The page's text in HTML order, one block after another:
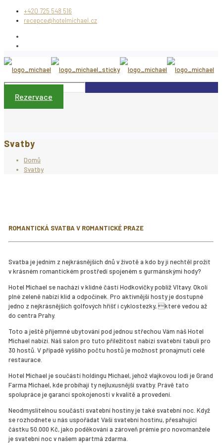
+420 725 548 516
recepce@hotelmichael.cz
Rezervace
Svatby
Domů
Svatby
ROMANTICKÁ SVATBA V ROMANTICKÉ PRAZE
Svatba je jedním z nejkrásnějších dnů v životě a kdo by ji nechtěl prožít
v krásném romantickém prostředí spojeném s gurmánskými hody?
Hotel Michael se nachází v klidné části Hodkovičky poblíž Vltavy. Okolí
plné zeleně nabízí klid a odpočinek. Pro aktivnější hosty je dostupné
jedno z nejkrásnějších golfových hřišť i cyklostezky, které vedou až
do centra Prahy.
Toto a ještě příjemné ubytování pod jednou střechou Vám náš Hotel
Michael nabízí. Náš salon pro tuto příležitost nabízí svatební tabuli pro
30 hostů. V případě vyššího počtu hostů je možnost pronajmutí celé
restaurace.
Hotel Michael je součástí holdingu Michael, jehož vlajkovou lodí je Grand
Farma Michael, kde probíhají ty nejluxusnější svatby. Právě tato
spolupráce je garancí spokojenosti v kvalitě a provedení.
Neodmyslitelnou součástí svatební hostiny je také svatební noc. Když
se rozhodnete u nás uspořádat Vaši svatební hostinu, přesahující
částku 50.000 Kč, jako poděkování a zároveň prémie pro novomanžele
je svatební noc v našem apartmá zdarma.